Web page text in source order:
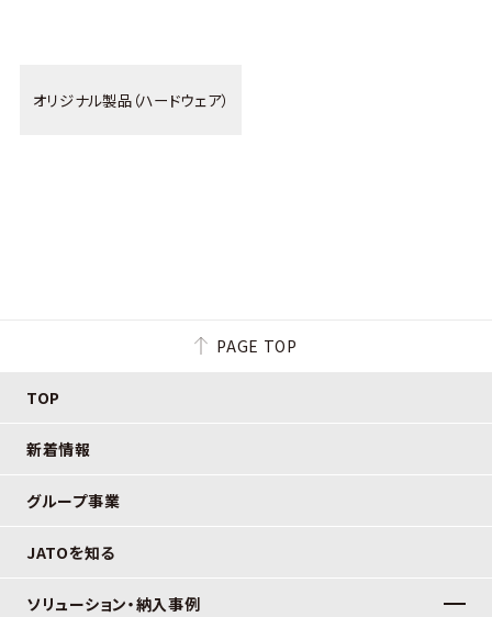
オリジナル製品（ハードウェア）
PAGE TOP
TOP
新着情報
グループ事業
JATOを知る
ソリューション・納入事例